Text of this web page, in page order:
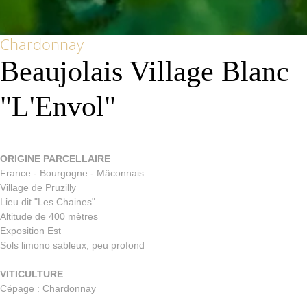
Chardonnay
Beaujolais Village Blanc
"L'Envol"
ORIGINE PARCELLAIRE
France - Bourgogne - Mâconnais
Village de Pruzilly
Lieu dit "Les Chaines"
Altitude de 400 mètres
Exposition Est
Sols limono sableux, peu profond
VITICULTURE
Cépage : Chardonnay